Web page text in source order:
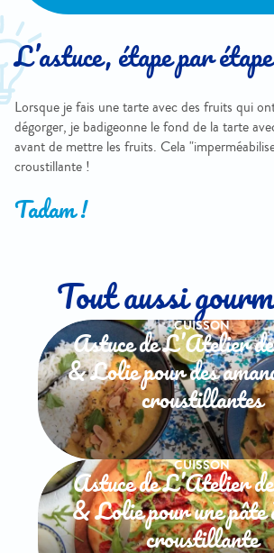
L’astuce, étape par étape
Lorsque je fais une tarte avec des fruits qui
dégorger, je badigeonne le fond de la tarte
avant de mettre les fruits. Cela
croustillante !
Tadam !
Tout aussi
CUISSON
Astuce de L’Atelier
& Lolie pour des
croustillantes
CUISSON
Astuce de L’Atelier
& Lolie pour une pâte
croustillante